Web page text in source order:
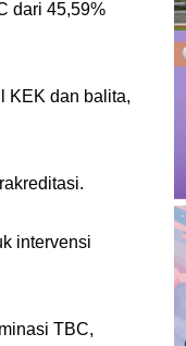
dari 45,59%
KEK dan balita,
intervensi
TBC,